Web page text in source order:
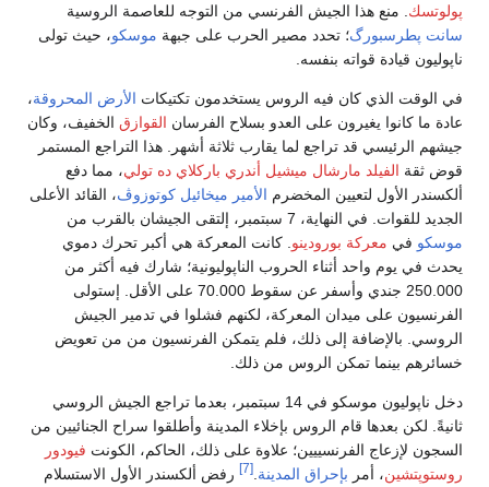
پولوتسك . منع هذا الجيش الفرنسي من التوجه للعاصمة الروسية
سانت پطرسبورگ؛ تحدد مصير الحرب على جبهة موسكو، حيث تولى
ناپوليون قيادة قواته بنفسه.
في الوقت الذي كان فيه الروس يستخدمون تكتيكات الأرض المحروقة،
عادة ما كانوا يغيرون على العدو بسلاح الفرسان القوازق الخفيف، وكان
جيشهم الرئيسي قد تراجع لما يقارب ثلاثة أشهر. هذا التراجع المستمر
قوض ثقة الفيلد مارشال ميشيل أندري باركلاي ده تولي، مما دفع
ألكسندر الأول لتعيين المخضرم الأمير ميخائيل كوتوزوڤ، القائد الأعلى
الجديد للقوات. في النهاية، 7 سبتمبر، إلتقى الجيشان بالقرب من
موسكو في معركة بورودينو . كانت المعركة هي أكبر تحرك دموي
يحدث في يوم واحد أثناء الحروب الناپوليونية؛ شارك فيه أكثر من
250.000 جندي وأسفر عن سقوط 70.000 على الأقل. إستولى
الفرنسيون على ميدان المعركة، لكنهم فشلوا في تدمير الجيش
الروسي. بالإضافة إلى ذلك، فلم يتمكن الفرنسيون من من تعويض
خسائرهم بينما تمكن الروس من ذلك.
دخل ناپوليون موسكو في 14 سبتمبر، بعدما تراجع الجيش الروسي
ثانيةً. لكن بعدها قام الروس بإخلاء المدينة وأطلقوا سراح الجنائيين من
السجون لإزعاج الفرنسييين؛ علاوة على ذلك، الحاكم، الكونت فيودور
روستوپتشين، أمر بإحراق المدينة [7]
رفض ألكسندر الأول الاستسلام